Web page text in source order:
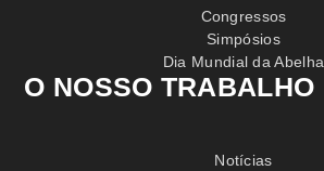
Congressos
Simpósios
Dia Mundial da Abelha
O NOSSO TRABALHO
Notícias